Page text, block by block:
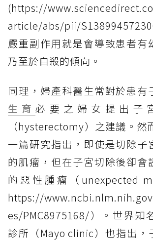
(https://
article/abs/pii/
嚴重副作用就是會導致患者有
乃至於自殺的傾向。
同理，婦產科醫生常對於患有
生育必要之婦女提出子
（hysterectomy）之建議。然
一篇研究指出，即使是切除子
的肌瘤，但在子宮切除後卻會
的惡性腫瘤（unexpected
https://
es/PMC8975168/）。世界知
診所（Mayo clinic）也指出，